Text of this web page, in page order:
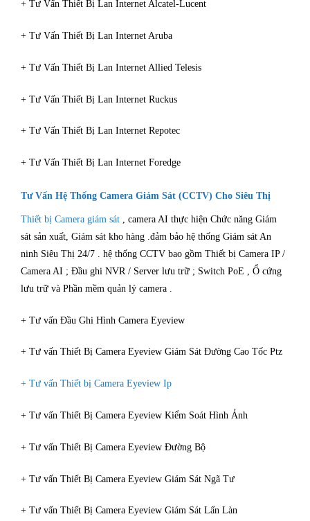
+ Tư Vấn Thiết Bị Lan Internet Alcatel-Lucent
+ Tư Vấn Thiết Bị Lan Internet Aruba
+ Tư Vấn Thiết Bị Lan Internet Allied Telesis
+ Tư Vấn Thiết Bị Lan Internet Ruckus
+ Tư Vấn Thiết Bị Lan Internet Repotec
+ Tư Vấn Thiết Bị Lan Internet Foredge
Tư Vấn Hệ Thống Camera Giám Sát (CCTV) Cho Siêu Thị
Thiết bị Camera giám sát , camera AI thực hiện Chức năng Giám
sát sản xuất, Giám sát kho hàng .đảm bảo hệ thống Giám sát An
ninh Siêu Thị 24/7 . hệ thống CCTV bao gồm Thiết bị Camera IP /
Camera AI ; Đầu ghi NVR / Server lưu trữ ; Switch PoE , Ổ cứng
lưu trữ và Phần mềm quản lý camera .
+ Tư vấn Đầu Ghi Hình Camera Eyeview
+ Tư vấn Thiết Bị Camera Eyeview Giám Sát Đường Cao Tốc Ptz
+ Tư vấn Thiết bị Camera Eyeview Ip
+ Tư vấn Thiết Bị Camera Eyeview Kiểm Soát Hình Ảnh
+ Tư vấn Thiết Bị Camera Eyeview Đường Bộ
+ Tư vấn Thiết Bị Camera Eyeview Giám Sát Ngã Tư
+ Tư vấn Thiết Bị Camera Eyeview Giám Sát Lấn Làn